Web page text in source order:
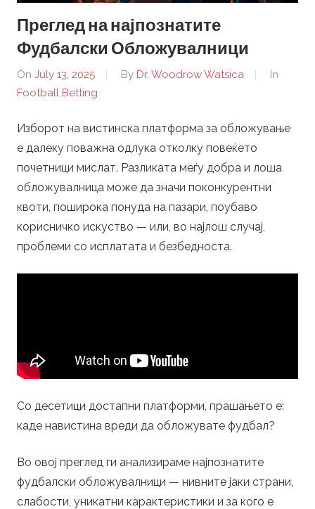
r
.
m
k
–
F
o
o
b
a
l
l
B
Преглед на најпознатите
Фудбалски Обложувалници
On July 13, 2025 By Dr. Woodrow Watsica
In
Football Betting
Изборот на вистинска платформа за обложување
е далеку поважна одлука отколку повеќето
почетници мислат. Разликата меѓу добра и лоша
обложувалница може да значи поконкурентни
квоти, поширока понуда на пазари, поубаво
корисничко искуство — или, во најлош случај,
проблеми со исплатата и безбедноста.
Со десетици достапни платформи, прашањето е:
каде навистина вреди да обложувате фудбал?
Во овој преглед ги анализираме најпознатите
фудбалски обложувалници — нивните јаки страни,
слабости, уникатни карактеристики и за кого е